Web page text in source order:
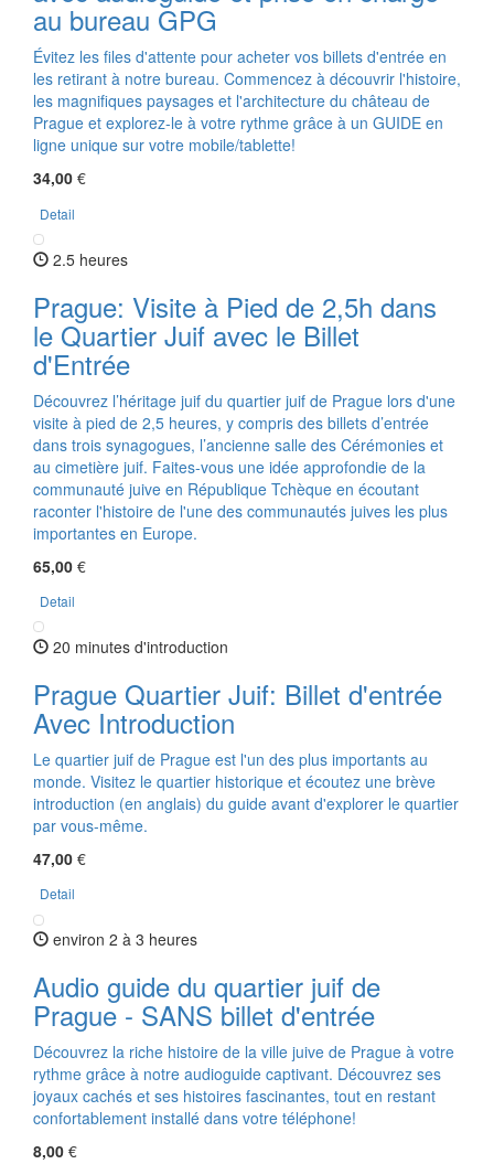
au bureau GPG
Évitez les files d'attente pour acheter vos billets d'entrée en
les retirant à notre bureau. Commencez à découvrir l'histoire,
les magnifiques paysages et l'architecture du château de
Prague et explorez-le à votre rythme grâce à un GUIDE en
ligne unique sur votre mobile/tablette!
34,00 €
Detail
2.5 heures
Prague: Visite à Pied de 2,5h dans
le Quartier Juif avec le Billet
d'Entrée
Découvrez l’héritage juif du quartier juif de Prague lors d'une
visite à pied de 2,5 heures, y compris des billets d’entrée
dans trois synagogues, l’ancienne salle des Cérémonies et
au cimetière juif. Faites-vous une idée approfondie de la
communauté juive en République Tchèque en écoutant
raconter l'histoire de l'une des communautés juives les plus
importantes en Europe.
65,00 €
Detail
20 minutes d'introduction
Prague Quartier Juif: Billet d'entrée
Avec Introduction
Le quartier juif de Prague est l'un des plus importants au
monde. Visitez le quartier historique et écoutez une brève
introduction (en anglais) du guide avant d'explorer le quartier
par vous-même.
47,00 €
Detail
environ 2 à 3 heures
Audio guide du quartier juif de
Prague - SANS billet d'entrée
Découvrez la riche histoire de la ville juive de Prague à votre
rythme grâce à notre audioguide captivant. Découvrez ses
joyaux cachés et ses histoires fascinantes, tout en restant
confortablement installé dans votre téléphone!
8,00 €